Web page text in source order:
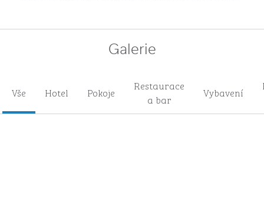
Galerie
Vše Hotel Pokoje
Restaurace
a bar
Vybavení